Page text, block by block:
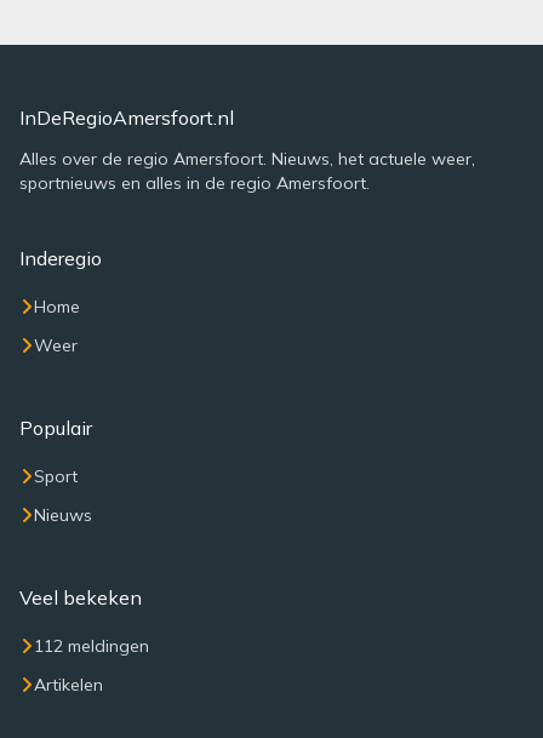
InDeRegioAmersfoort.nl
Alles over de regio Amersfoort. Nieuws, het actuele weer,
sportnieuws en alles in de regio Amersfoort.
Inderegio
Home
Weer
Populair
Sport
Nieuws
Veel bekeken
112 meldingen
Artikelen